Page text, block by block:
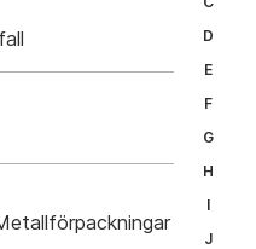
D
E
F
G
H
I
J